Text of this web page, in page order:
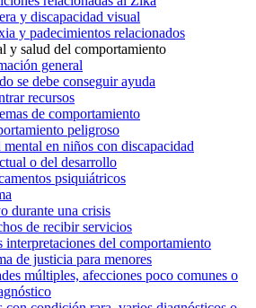
y discapacidad visual
y padecimientos relacionados
y salud del comportamiento
general
se debe conseguir ayuda
recursos
de comportamiento
peligroso
mental en niños con discapacidad
o del desarrollo
psiquiátricos
durante una crisis
de recibir servicios
interpretaciones del comportamiento
de justicia para menores
múltiples, afecciones poco comunes o